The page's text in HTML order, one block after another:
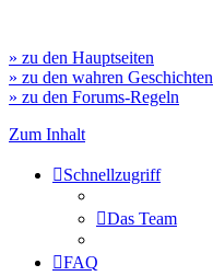
» zu den Hauptseiten
» zu den wahren Geschichten
» zu den Forums-Regeln
Zum Inhalt
Schnellzugriff
Das Team
FAQ